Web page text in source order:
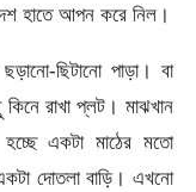
হাতে আপন করে নিল।
ছিটানো পাড়া। বা
রাখা প্লট। মাঝখান
একটা মাঠের মতো
দোতলা বাড়ি। এখনো